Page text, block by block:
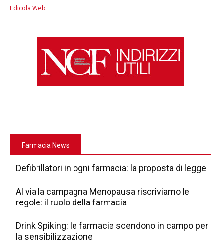
Edicola Web
Farmacia News
Defibrillatori in ogni farmacia: la proposta di legge
Al via la campagna Menopausa riscriviamo le
regole: il ruolo della farmacia
Drink Spiking: le farmacie scendono in campo per
la sensibilizzazione